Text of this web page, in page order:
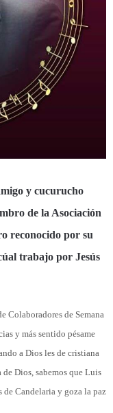
y cucurucho
de la Asociación
reconocido por su
trabajo por Jesús
Colaboradores de Semana
y más sentido pésame
a Dios les de cristiana
Dios, sabemos que Luis
de Candelaria y goza la paz